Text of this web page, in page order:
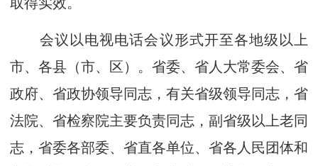
会议以电视电话会议形式开至各地级以上
市、各县（市、区）。省委、省人大常委会、省
政府、省政协领导同志，有关省级领导同志，省
法院、省检察院主要负责同志，副省级以上老同
志，省委各部委、省直各单位、省各人民团体和